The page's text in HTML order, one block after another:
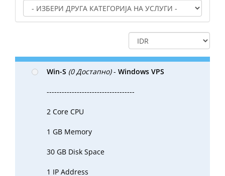
Win-S (0 Достапно)- Windows VPS
-----------------------------------
2 Core CPU
1 GB Memory
30 GB Disk Space
1 IP Address